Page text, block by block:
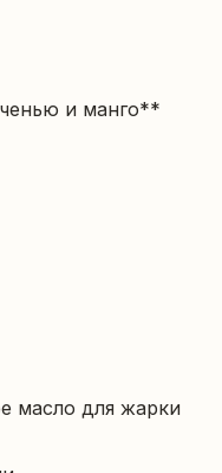
и манго**
масло для жарки